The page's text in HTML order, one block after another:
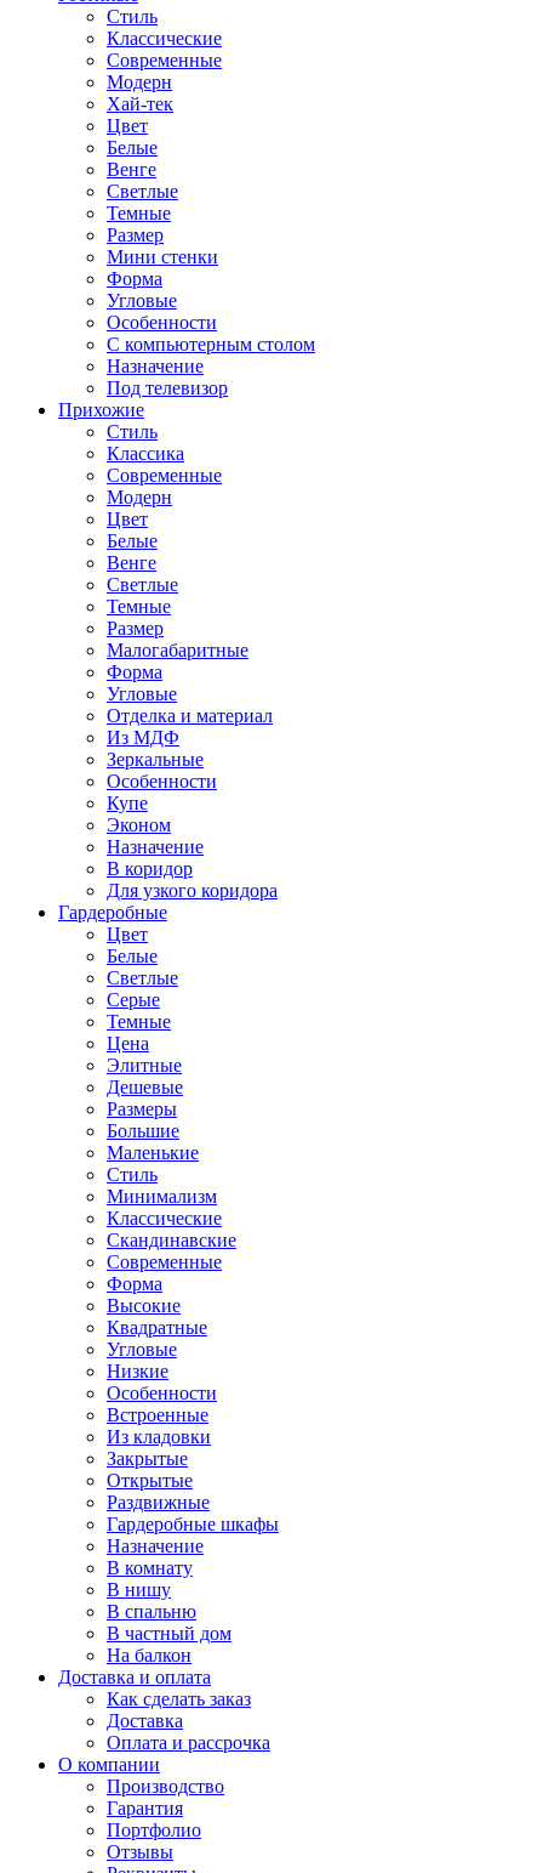
Стиль
Классические
Современные
Модерн
Хай-тек
Цвет
Белые
Венге
Светлые
Темные
Размер
Мини стенки
Форма
Угловые
Особенности
С компьютерным столом
Назначение
Под телевизор
Прихожие
Стиль
Классика
Современные
Модерн
Цвет
Белые
Венге
Светлые
Темные
Размер
Малогабаритные
Форма
Угловые
Отделка и материал
Из МДФ
Зеркальные
Особенности
Купе
Эконом
Назначение
В коридор
Для узкого коридора
Гардеробные
Цвет
Белые
Светлые
Серые
Темные
Цена
Элитные
Дешевые
Размеры
Большие
Маленькие
Стиль
Минимализм
Классические
Скандинавские
Современные
Форма
Высокие
Квадратные
Угловые
Низкие
Особенности
Встроенные
Из кладовки
Закрытые
Открытые
Раздвижные
Гардеробные шкафы
Назначение
В комнату
В нишу
В спальню
В частный дом
На балкон
Доставка и оплата
Как сделать заказ
Доставка
Оплата и рассрочка
О компании
Производство
Гарантия
Портфолио
Отзывы